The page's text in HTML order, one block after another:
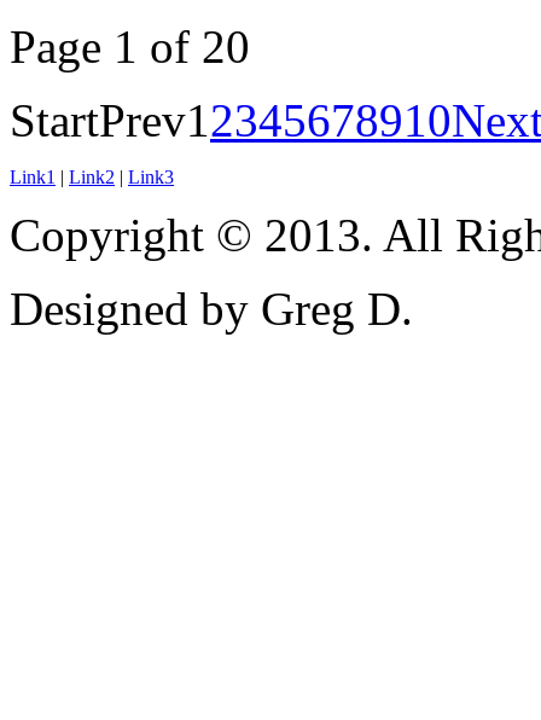
Page 1 of 20
StartPrev12345678910
Link1 | Link2 | Link3
Copyright © 2013. All
Designed by Greg D.